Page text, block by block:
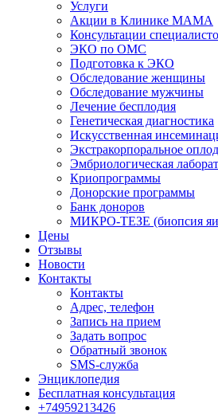
Услуги
Акции в Клинике МАМА
Консультации
ЭКО по ОМС
Подготовка к ЭКО
Обследование женщины
Обследование мужчины
Лечение бесплодия
Генетическая диагностика
Искусственная
Экстракорпоральное
Эмбриологическая
Криопрограммы
Донорские программы
Банк доноров
МИКРО-ТЕЗЕ (биопсия
Цены
Отзывы
Новости
Контакты
Контакты
Адрес, телефон
Запись на прием
Задать вопрос
Обратный звонок
SMS-служба
Энциклопедия
Бесплатная консультация
+74959213426